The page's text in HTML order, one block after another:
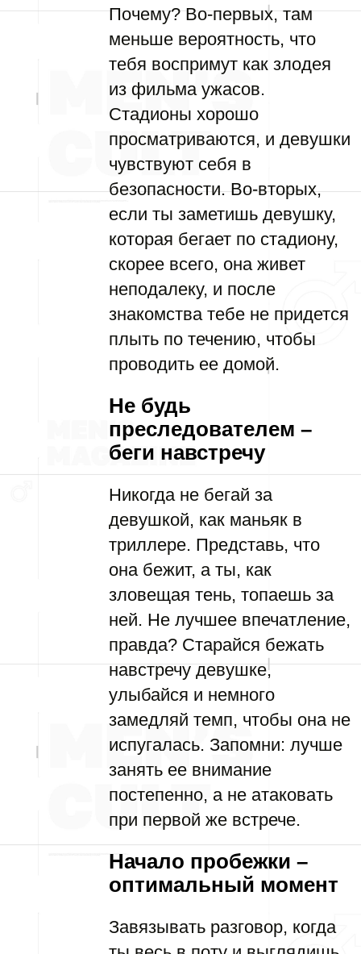
Почему? Во-первых, там
меньше вероятность, что
тебя воспримут как злодея
из фильма ужасов.
Стадионы хорошо
просматриваются, и девушки
чувствуют себя в
безопасности. Во-вторых,
если ты заметишь девушку,
которая бегает по стадиону,
скорее всего, она живет
неподалеку, и после
знакомства тебе не придется
плыть по течению, чтобы
проводить ее домой.
Не будь
преследователем –
беги навстречу
Никогда не бегай за
девушкой, как маньяк в
триллере. Представь, что
она бежит, а ты, как
зловещая тень, топаешь за
ней. Не лучшее впечатление,
правда? Старайся бежать
навстречу девушке,
улыбайся и немного
замедляй темп, чтобы она не
испугалась. Запомни: лучше
занять ее внимание
постепенно, а не атаковать
при первой же встрече.
Начало пробежки –
оптимальный момент
Завязывать разговор, когда